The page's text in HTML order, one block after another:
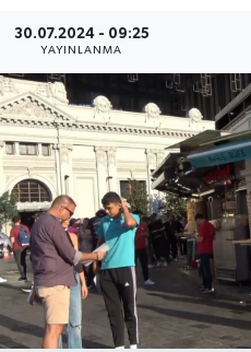
30.07.2024 - 09:25
YAYINLANMA